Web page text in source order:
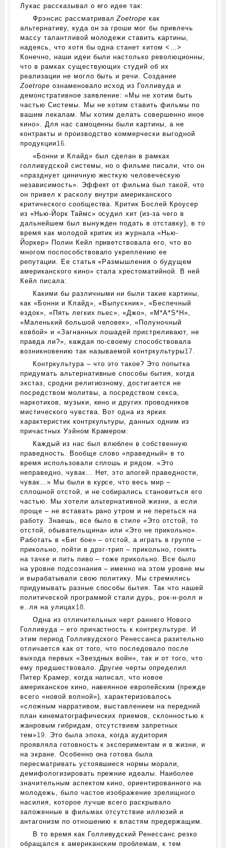
Лукас рассказывал о его идее так:
Фрэнсис рассматривалZoetrope как
альтернативу, куда он за гроши мог бы привлечь
массу талантливой молодежи ставить картины,
надеясь, что хотя бы одна станет хитом <…>
Конечно, наши идеи были настолько революционны,
что в рамках существующих студий об их
реализации не могло быть и речи. Создание
Zoetrope ознаменовало исход из Голливуда и
демонстративное заявление: «Мы не хотим быть
частью Системы. Мы не хотим ставить фильмы по
вашим лекалам. Мы хотим делать совершенно иное
кино». Для нас самоценны были картины, а не
контракты и производство коммерчески выгодной
продукции16
«Бонни и Клайд» был сделан в рамках
голливудской системы, но о фильме писали, что он
«празднует циничную жесткую человеческую
независимость». Эффект от фильма был такой, что
он привел к расколу внутри американского
критического сообщества. Критик Бослей Кроусер
из «Нью-Йорк Таймс» осудил хит (из‑за чего в
дальнейшем был вынужден подать в отставку), в то
время как молодой критик из журнала «Нью-
Йоркер» Полин Кейл приветствовала его, что во
многом поспособствовало укреплению ее
репутации. Ее статья «Размышления о будущем
американского кино» стала хрестоматийной. В ней
Кейл писала:
Какими бы различными ни были такие картины,
как «Бонни и Клайд», «Выпускник», «Беспечный
ездок», «Пять легких пьес», «Джо», «M*A*S*H»,
«Маленький большой человек», «Полуночный
ковбой» и «Загнанных лошадей пристреливают, не
правда ли?», каждая по-своему способствовала
возникновению так называемой контркультуры17
Контркультура – что это такое? Это попытка
придумать альтернативные способы бытия, когда
экстаз, сродни религиозному, достигается не
посредством молитвы, а посредством секса,
наркотиков, музыки, кино и других проводников
мистического чувства. Вот одна из ярких
характеристик контркультуры, данных одним из
причастных Уэйном Крамером:
Каждый из нас был влюблен в собственную
праведность. Вообще слово «праведный» в то
время использовали сплошь и рядом. «Это
неправедно, чувак… Нет, это апогей праведности,
чувак…» Мы были в курсе, что весь мир –
сплошной отстой, и не собирались становиться его
частью. Мы хотели альтернативной жизни, а если
проще – не вставать рано утром и не переться на
работу. Знаешь, все было в стиле «Это отстой, то
отстой, обывательщина» или «Это не прикольно».
Работать в «Биг бое» – отстой, а играть в группе –
прикольно, пойти в дрэг-трип – прикольно, гонять
на тачке и пить пиво – тоже прикольно. Все было
на уровне подсознания – именно на этом уровне мы
и вырабатывали свою политику. Мы стремились
придумывать разные способы бытия. Так что нашей
политической программой стали дурь, рок-н-ролл и
е..ля на улицах 18
Одна из отличительных черт раннего Нового
Голливуда – его причастность к контркультуре. И
этим период Голливудского Ренессанса разительно
отличается как от того, что последовало после
выхода первых «Звездных войн», так и от того, что
ему предшествовало. Другие черты определил
Питер Крамер, когда написал, что новое
американское кино, навеянное европейским (прежде
всего «новой волной»), характеризовалось
«сложным нарративом, выставлением на передний
план кинематографических приемов, склонностью к
жанровым гибридам, отсутствием запретных
тем»19 . Это была эпоха, когда аудитория
проявляла готовность к экспериментам и в жизни, и
на экране. Особенно она готова была
пересматривать устоявшиеся нормы морали,
демифологизировать прежние идеалы. Наиболее
значительным аспектом кино, ориентированного на
молодежь, было частое изображение зрелищного
насилия, которое лучше всего раскрывало
заложенные в фильмах отсутствие иллюзий и
антагонизм по отношению к властям предержащим.
В то время как Голливудский Ренессанс резко
обращался к американским проблемам, к тем